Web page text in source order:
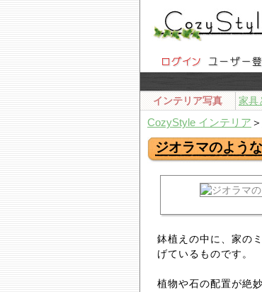
インテリア写真 家具
CozyStyle インテリア ＞
ジオラマのよう
鉢植えの中に、家の
げているものです。
植物や石の配置が絶